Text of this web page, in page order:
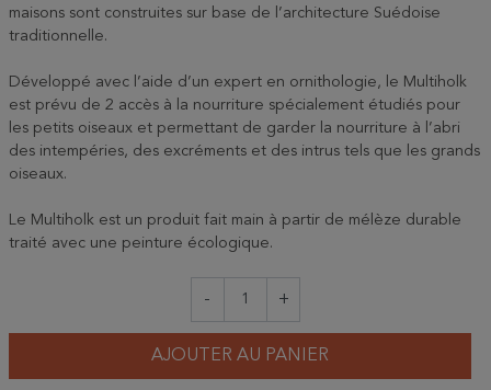
maisons sont construites sur base de l’architecture Suédoise
traditionnelle.
Développé avec l’aide d’un expert en ornithologie, le Multiholk
est prévu de 2 accès à la nourriture spécialement étudiés pour
les petits oiseaux et permettant de garder la nourriture à l’abri
des intempéries, des excréments et des intrus tels que les grands
oiseaux.
Le Multiholk est un produit fait main à partir de mélèze durable
traité avec une peinture écologique.
- +
AJOUTER AU PANIER